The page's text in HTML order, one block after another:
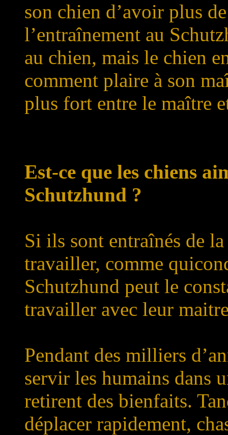
son chien d’avoir plus
l’entraînement au
au chien, mais le chien
comment plaire à son
plus fort entre le maître
Est-ce que les chiens
Schutzhund ?
Si ils sont entraînés de
travailler, comme
Schutzhund peut le
travailler avec leur
Pendant des milliers
servir les humains dans
retirent des bienfaits.
déplacer rapidement,